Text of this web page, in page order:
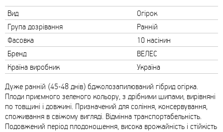
Вид
Огірок
Група дозрівання
Ранній
Фасовка
10 насінин
Бренд
ВЕЛЕС
Країна виробник
Україна
Дуже ранній (45-48 днів) бджолозапилюваний гібрид огірка.
Плоди приємного зеленого кольору, з дрібними шипами, вирівняні
по товщині і довжині. Призначений для соління, консервування,
споживання в свіжому вигляді. Відмінна транспортабельність.
Подовжений період плодоношення, висока врожайність і стійкість